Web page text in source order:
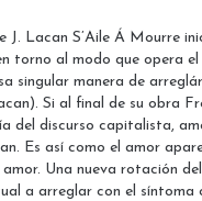
Lacan S’Aile Á Mourre
al modo que opera
manera de
Si al final de su obra
discurso capitalista,
Es así como el amor
Una nueva rotación
a arreglar con el